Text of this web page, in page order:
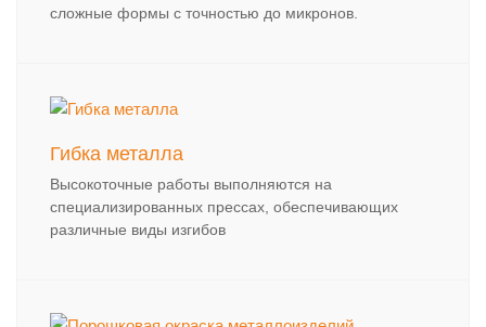
сложные формы с точностью до микронов.
Гибка металла
Высокоточные работы выполняются на
специализированных прессах, обеспечивающих
различные виды изгибов